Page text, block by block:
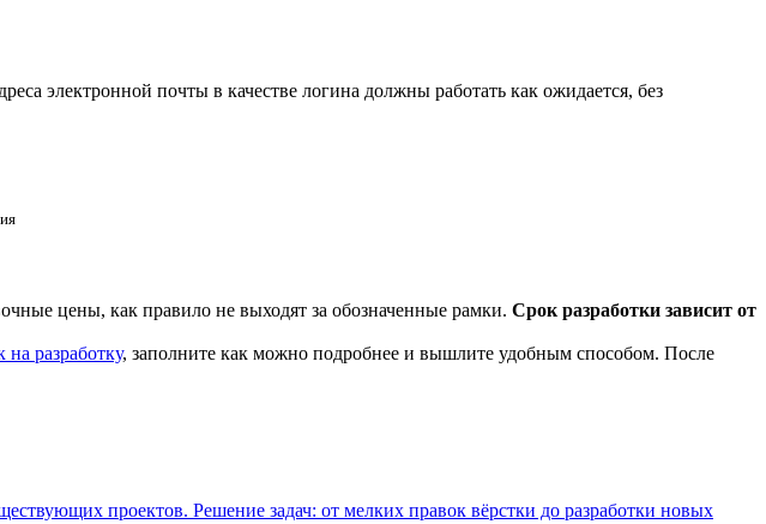
электронной почты в качестве логина должны работать как ожидается, без
цены, как правило не выходят за обозначенные рамки. Срок разработки зависит от
разработку, заполните как можно подробнее и вышлите удобным способом. После
проектов. Решение задач: от мелких правок вёрстки до разработки новых